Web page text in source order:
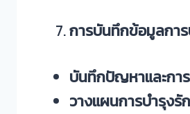
การบันทึกข้อมูลกา
บันทึกปัญหาและกา
วางแผนการบำรุงรั